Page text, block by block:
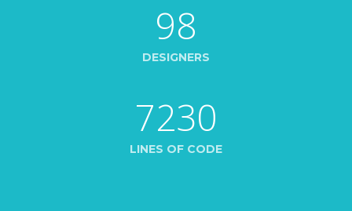
98
DESIGNERS
7230
LINES OF CODE